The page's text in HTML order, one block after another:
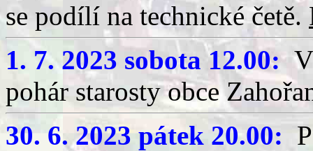
se podílí na technické četě.
1. 7. 2023 sobota 12.00:
pohár starosty obce
30. 6. 2023 pátek 20.00: